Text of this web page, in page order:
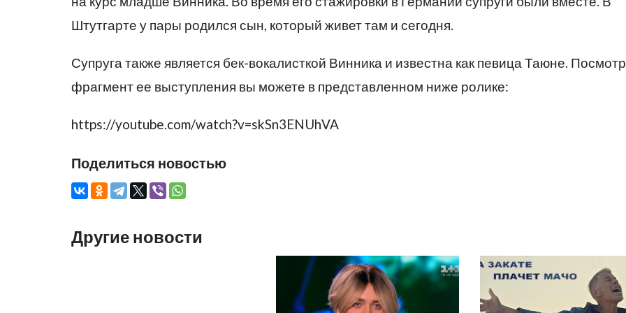
Штутгарте у пары родился сын, который живет там и сегодня.
Супруга также является бек-вокалисткой Винника и известна как певица Таюне.
фрагмент ее выступления вы можете в представленном ниже ролике:
https://youtube.com/watch?v=skSn3ENUhVA
Поделиться новостью
Другие новости